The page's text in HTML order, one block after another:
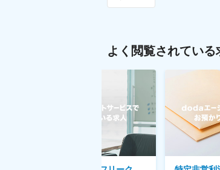
よく閲覧されている